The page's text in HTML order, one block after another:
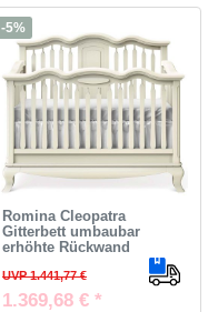
-5%
Romina Cleopatra
Gitterbett umbaubar
erhöhte Rückwand
UVP 1.441,77 €
1.369,68 € *